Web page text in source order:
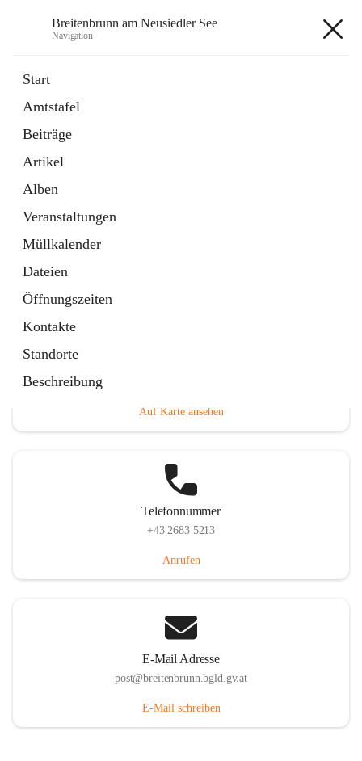
Breitenbrunn am Neusiedler See
Navigation
Start
Amtstafel
Beiträge
Artikel
Alben
Veranstaltungen
Müllkalender
Dateien
Öffnungszeiten
Kontakte
Standorte
Beschreibung
18 Schnellzugriffe
Gemeindeservice
Auf Karte ansehen
Telefonnummer
+43 2683 5213
Anrufen
E-Mail Adresse
post@breitenbrunn.bgld.gv.at
E-Mail schreiben